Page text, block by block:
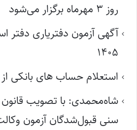
روز ۳ مهرماه برگزار می‌شود
آگهی آزمون دفتریاری دفتر
۱۴۰۵
استعلام حساب های بانکی
شاه‌محمدی: با تصویب